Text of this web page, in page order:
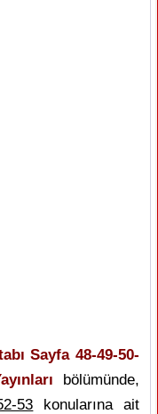
Sayfa 48-49-50-
bölümünde,
53 konularına ait